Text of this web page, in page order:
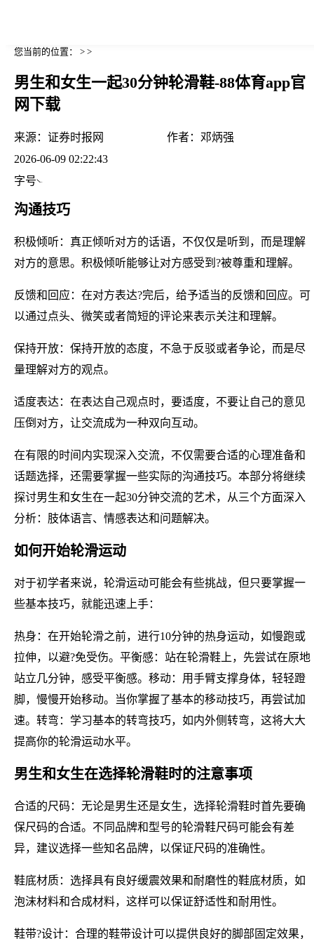
您当前的位置： > >
男生和女生一起30分钟轮滑鞋-88体育app官
网下载
来源： 证券时报网 作者： 邓炳强
2026-06-09 02:22:43
字号
沟通技巧
积极倾听：真正倾听对方的话语，不仅仅是听到，而是理解
对方的意思。积极倾听能够让对方感受到?被尊重和理解。
反馈和回应：在对方表达?完后，给予适当的反馈和回应。可
以通过点头、微笑或者简短的评论来表示关注和理解。
保持开放：保持开放的态度，不急于反驳或者争论，而是尽
量理解对方的观点。
适度表达：在表达自己观点时，要适度，不要让自己的意见
压倒对方，让交流成为一种双向互动。
在有限的时间内实现深入交流，不仅需要合适的心理准备和
话题选择，还需要掌握一些实际的沟通技巧。本部分将继续
探讨男生和女生在一起30分钟交流的艺术，从三个方面深入
分析：肢体语言、情感表达和问题解决。
如何开始轮滑运动
对于初学者来说，轮滑运动可能会有些挑战，但只要掌握一
些基本技巧，就能迅速上手：
热身：在开始轮滑之前，进行10分钟的热身运动，如慢跑或
拉伸，以避?免受伤。平衡感：站在轮滑鞋上，先尝试在原地
站立几分钟，感受平衡感。移动：用手臂支撑身体，轻轻蹬
脚，慢慢开始移动。当你掌握了基本的移动技巧，再尝试加
速。转弯：学习基本的转弯技巧，如内外侧转弯，这将大大
提高你的轮滑运动水平。
男生和女生在选择轮滑鞋时的注意事项
合适的尺码：无论是男生还是女生，选择轮滑鞋时首先要确
保尺码的合适。不同品牌和型号的轮滑鞋尺码可能会有差
异，建议选择一些知名品牌，以保证尺码的准确性。
鞋底材质：选择具有良好缓震效果和耐磨性的鞋底材质，如
泡沫材料和合成材料，这样可以保证舒适性和耐用性。
鞋带?设计：合理的鞋带设计可以提供良好的脚部固定效果，